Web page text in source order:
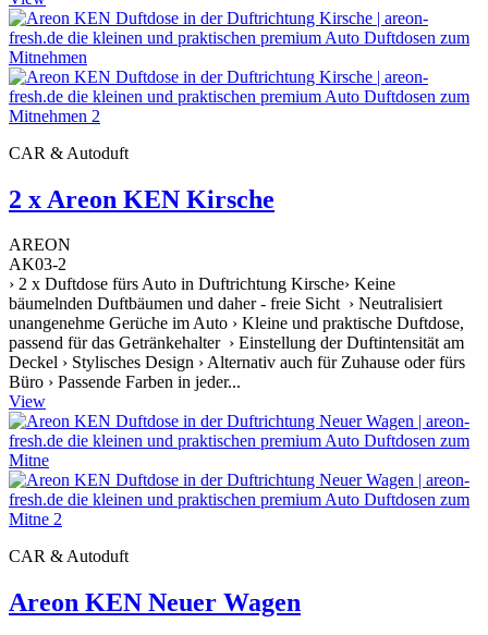
CAR & Autoduft
2 x Areon KEN Kirsche
AREON
AK03-2
› 2 x Duftdose fürs Auto in Duftrichtung Kirsche› Keine
bäumelnden Duftbäumen und daher - freie Sicht › Neutralisiert
unangenehme Gerüche im Auto › Kleine und praktische Duftdose,
passend für das Getränkehalter › Einstellung der Duftintensität am
Deckel › Stylisches Design › Alternativ auch für Zuhause oder fürs
Büro › Passende Farben in jeder...
View
CAR & Autoduft
Areon KEN Neuer Wagen